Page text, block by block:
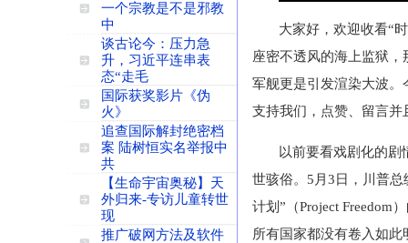
一个宗教是不是邪教
中
谈古论今：压力急
升，习近平连串表
态“走毛
国际获奖影片《伪
火》
追查国际解封绝密档
案 陆树恒实名举报中
共
【生命宇宙奥秘】天
外归来-专访儿童转世
现
推广破网方法及软件
大家好，欢迎收看“
座密不透风的海上监狱
军舰更是引发渲染大波。
支持我们，点赞、留言并
以前要看戏剧化的
世骇俗。5月3日，川普
计划”（Project Freedom
所有国家都没有卷入如